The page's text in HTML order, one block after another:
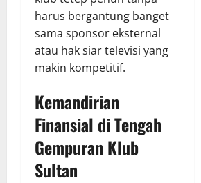
harus bergantung banget
sama sponsor eksternal
atau hak siar televisi yang
makin kompetitif.
Kemandirian
Finansial di Tengah
Gempuran Klub
Sultan